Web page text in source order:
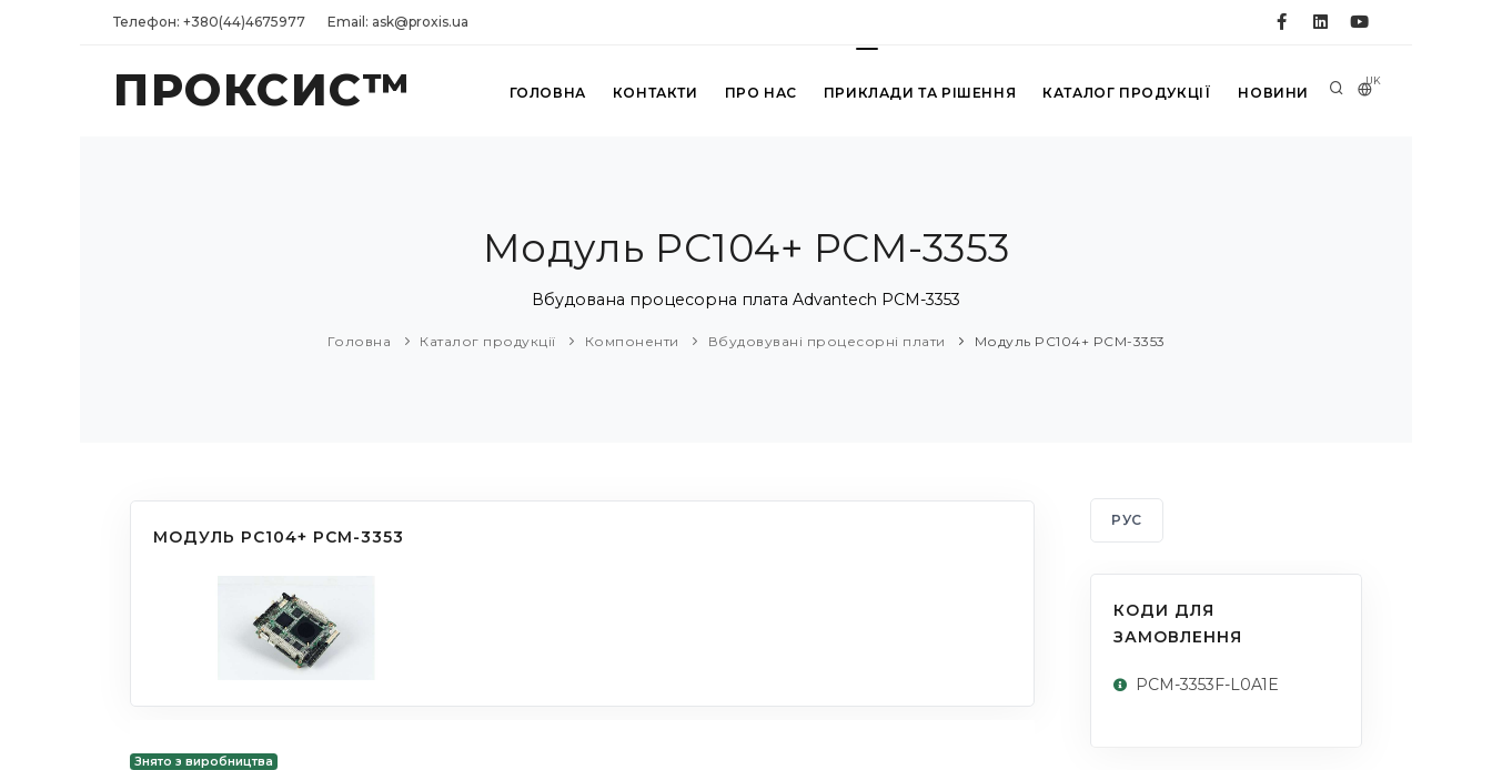
Телефон: +380(44)4675977 Email: ask@proxis.ua
ПРОКСИС™ UK
ГОЛОВНА КОНТАКТИ ПРО НАС ПРИКЛАДИ ТА РІШЕННЯ КАТАЛОГ ПРОДУКЦІЇ НОВИНИ
Модуль PC104+ PCM-3353
Вбудована процесорна плата Advantech PCM-3353
Головна Каталог продукції Компоненти Вбудовувані процесорні плати Модуль PC104+ PCM-3353
МОДУЛЬ PC104+ PCM-3353
Знято з виробництва
РУС
КОДИ ДЛЯ
ЗАМОВЛЕННЯ
PCM-3353F-L0A1E